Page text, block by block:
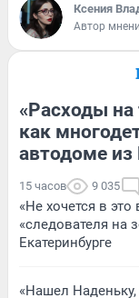
Ксения
Автор
«Расходы на
как
автодоме
15 часов 9 035
«Не хочется в
«следователя на
Екатеринбурге
«Нашел